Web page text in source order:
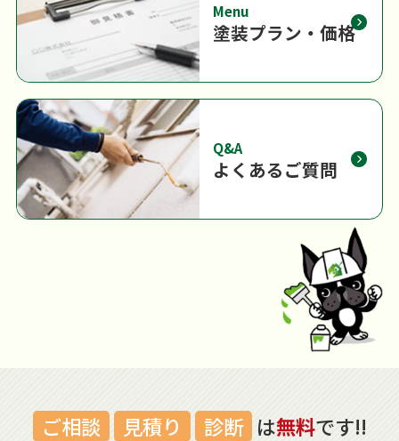
Menu
塗装プラン・価格
Q&A
よくあるご質問
ご相談 見積り 診断 は無料です!!